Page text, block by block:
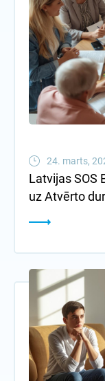
24. marts,
Latvijas SOS
uz Atvērto